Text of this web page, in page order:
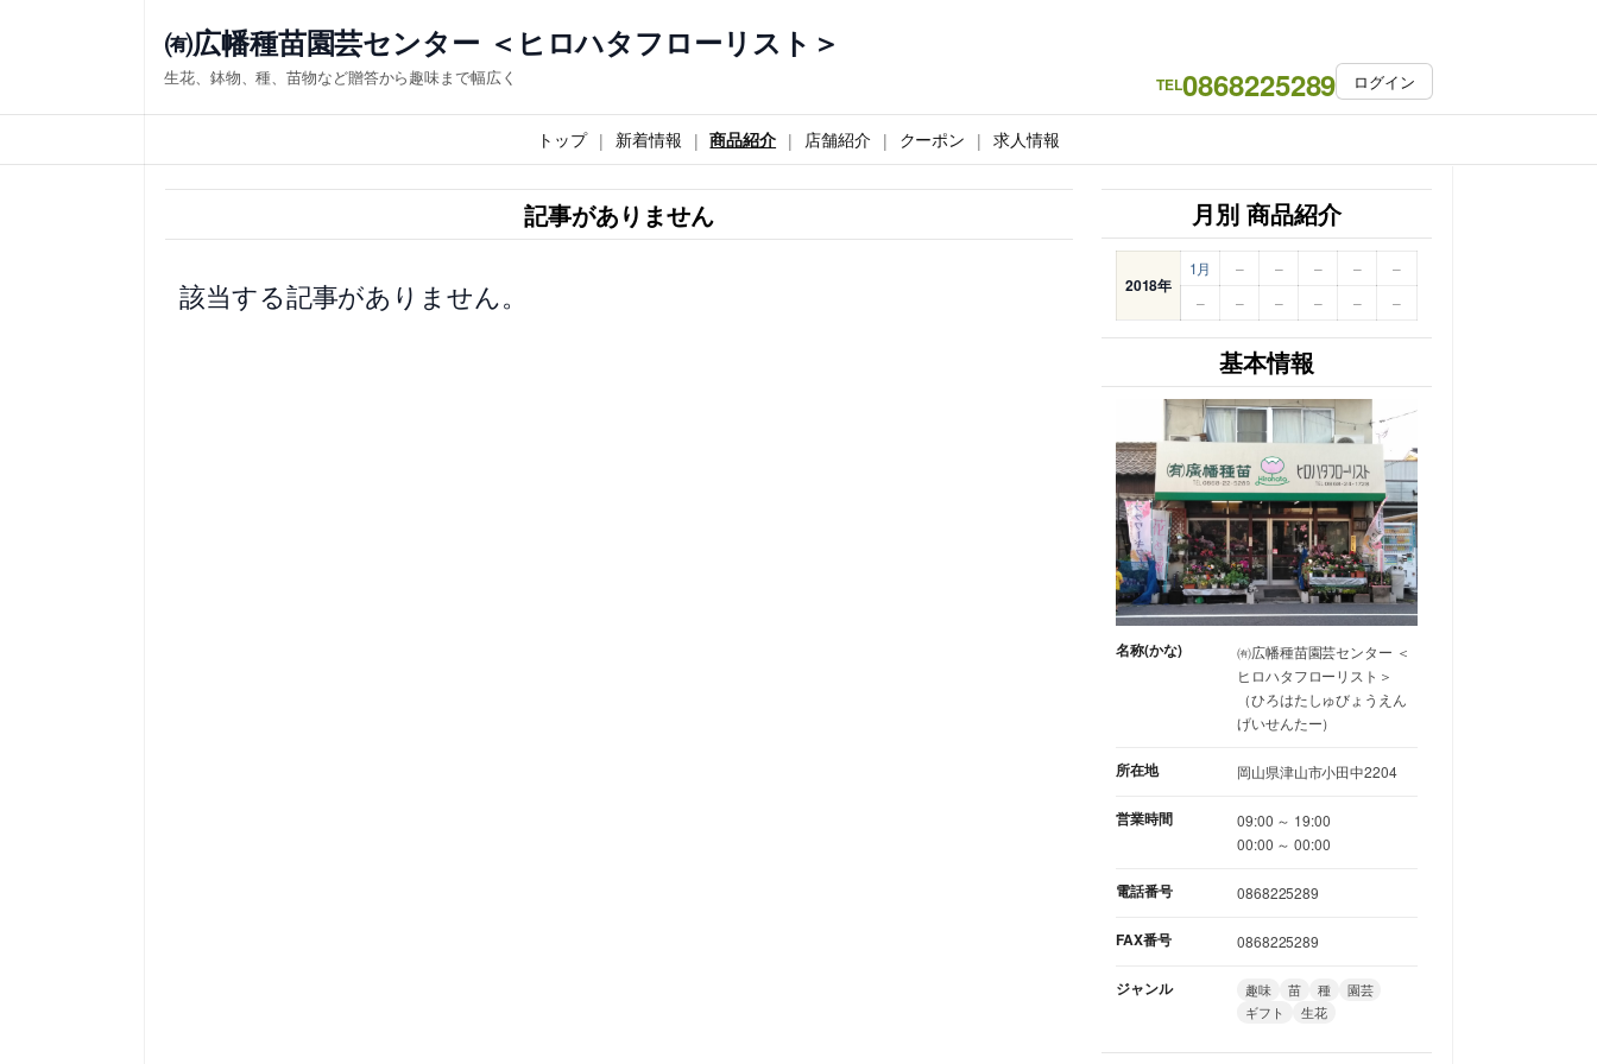
ス
キ
㈲広幡種苗園芸センター ＜ヒロハタフローリスト＞
生花、鉢物、種、苗物など贈答から趣味まで幅広く TEL0868225289 ログイン
トップ 新着情報 商品紹介 店舗紹介 クーポン 求人情報
記事がありません
該当する記事がありません。
月別 商品紹介
2018年
1月 – – – –
–
–
– – – – –
基本情報
名称(かな)
㈲広幡種苗園芸センター ＜
ヒロハタフローリスト＞
（ひろはたしゅびょうえん
げいせんたー）
所在地 岡山県津山市小田中2204
営業時間
09:00 ～ 19:00
00:00 ～ 00:00
電話番号 0868225289
FAX番号 0868225289
ジャンル 趣味 苗 種
園芸
ギフト
生花